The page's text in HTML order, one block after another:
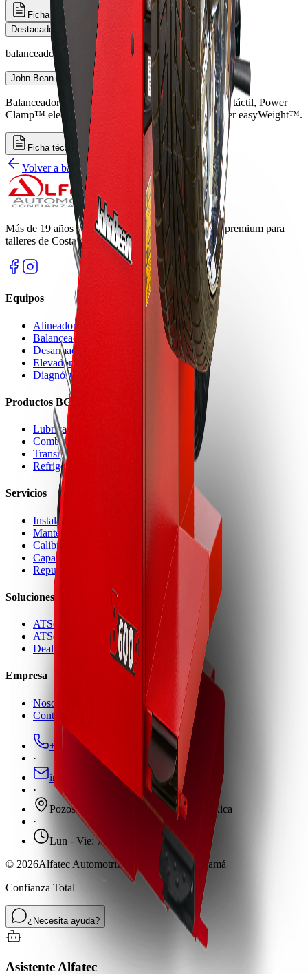
Ficha técnica
Destacado
balanceadoras
John Bean B600P
Balanceadora semiautomática premium con pantalla táctil, Power
Clamp™ electromecánico, smartSonar™ y guía láser easyWeight™.
Ficha técnica
Volver a balanceadoras
Más de 19 años distribuyendo equipos y químicos premium para
talleres de Costa Rica y Panamá.
Equipos
Alineadoras
Balanceadoras
Desarmadoras
Elevadores
Diagnóstico
Productos BG
Lubricación
Combustible
Transmisión
Refrigeración
Servicios
Instalación
Mantenimiento
Calibración
Capacitación
Repuestos
Soluciones
ATServices
ATServices Project
DealerAPS
Empresa
Nosotros
Contacto
+506 2582-0105
·
info@alfateccr.com
·
Pozos de Santa Ana, San José, Costa Rica
·
Lun - Vie: 7:30am - 5:30pm
© 2026Alfatec Automotriz · Costa Rica & Panamá
Confianza Total
¿Necesita ayuda?
Asistente Alfatec